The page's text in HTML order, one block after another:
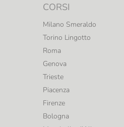
CORSI
Milano Smeraldo
Torino Lingotto
Roma
Genova
Trieste
Piacenza
Firenze
Bologna